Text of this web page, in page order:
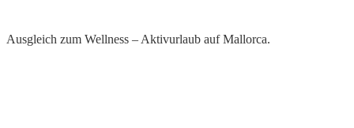
Ausgleich zum Wellness – Aktivurlaub auf Mallorca.